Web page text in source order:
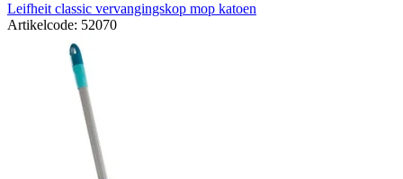
Leifheit classic vervangingskop mop katoen
Artikelcode: 52070